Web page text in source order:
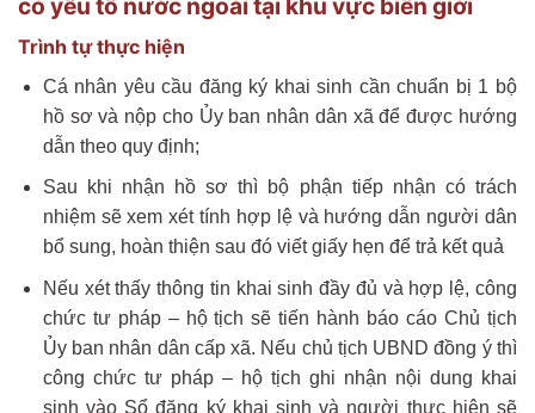
có yếu tố nước ngoài tại khu vực biên giới
Trình tự thực hiện
Cá nhân yêu cầu đăng ký khai sinh cần chuẩn bị 1 bộ
hồ sơ và nộp cho Ủy ban nhân dân xã để được hướng
dẫn theo quy định;
Sau khi nhận hồ sơ thì bộ phận tiếp nhận có trách
nhiệm sẽ xem xét tính hợp lệ và hướng dẫn người dân
bổ sung, hoàn thiện sau đó viết giấy hẹn để trả kết quả
Nếu xét thấy thông tin khai sinh đầy đủ và hợp lệ, công
chức tư pháp – hộ tịch sẽ tiến hành báo cáo Chủ tịch
Ủy ban nhân dân cấp xã. Nếu chủ tịch UBND đồng ý thì
công chức tư pháp – hộ tịch ghi nhận nội dung khai
sinh vào Sổ đăng ký khai sinh và người thực hiện sẽ